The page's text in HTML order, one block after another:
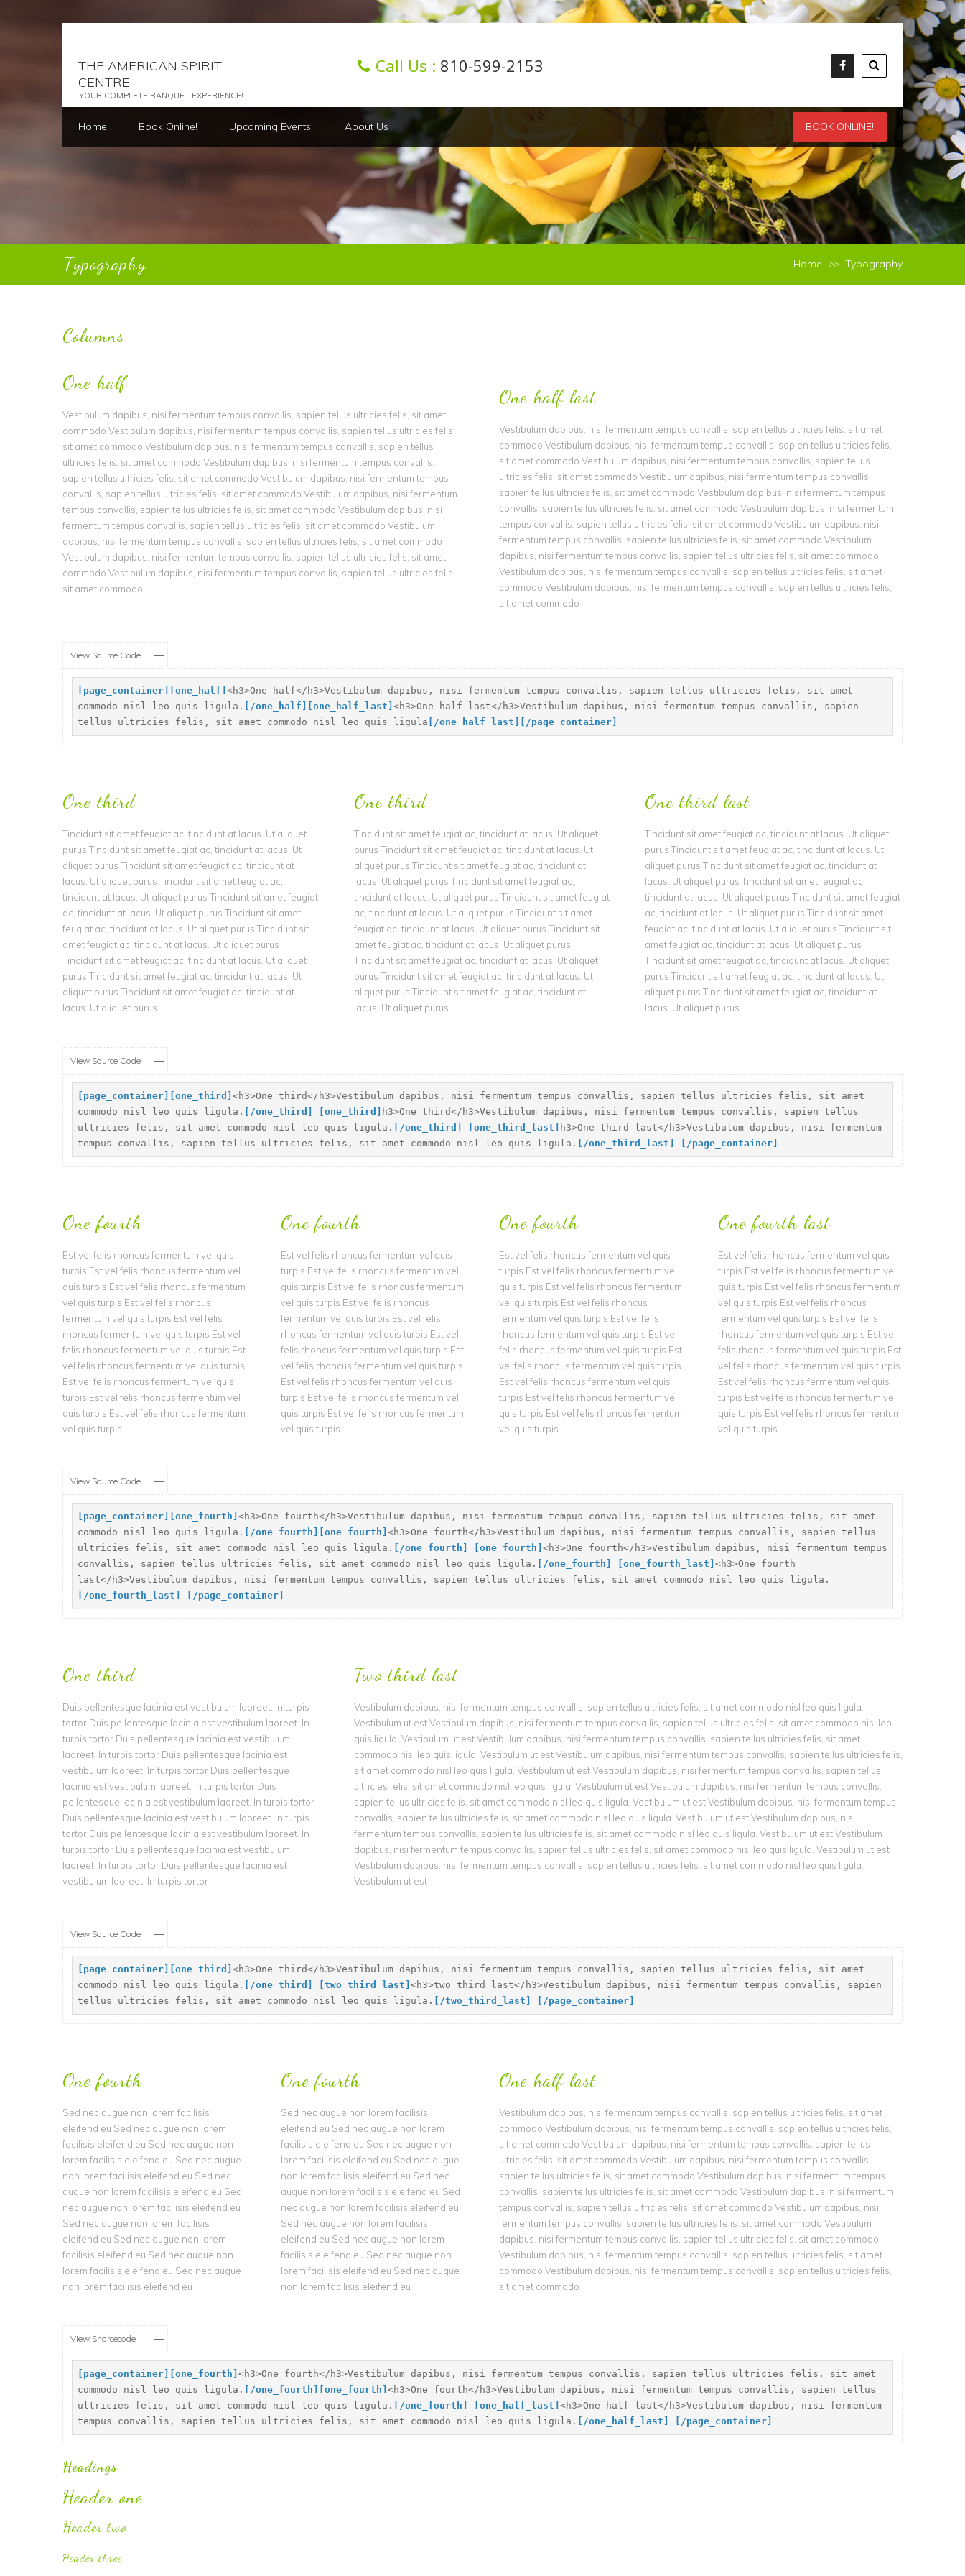
THE AMERICAN SPIRIT
CENTRE
YOUR COMPLETE BANQUET EXPERIENCE!
Call Us : 810-599-2153
Home Book Online! Upcoming Events! About Us BOOK ONLINE!
Typography Home >> Typography
Columns
One half
Vestibulum dapibus, nisi fermentum tempus convallis, sapien tellus ultricies felis, sit amet
commodo Vestibulum dapibus, nisi fermentum tempus convallis, sapien tellus ultricies felis,
sit amet commodo Vestibulum dapibus, nisi fermentum tempus convallis, sapien tellus
ultricies felis, sit amet commodo Vestibulum dapibus, nisi fermentum tempus convallis,
sapien tellus ultricies felis, sit amet commodo Vestibulum dapibus, nisi fermentum tempus
convallis, sapien tellus ultricies felis, sit amet commodo Vestibulum dapibus, nisi fermentum
tempus convallis, sapien tellus ultricies felis, sit amet commodo Vestibulum dapibus, nisi
fermentum tempus convallis, sapien tellus ultricies felis, sit amet commodo Vestibulum
dapibus, nisi fermentum tempus convallis, sapien tellus ultricies felis, sit amet commodo
Vestibulum dapibus, nisi fermentum tempus convallis, sapien tellus ultricies felis, sit amet
commodo Vestibulum dapibus, nisi fermentum tempus convallis, sapien tellus ultricies felis,
sit amet commodo
One half last
Vestibulum dapibus, nisi fermentum tempus convallis, sapien tellus ultricies felis, sit amet
commodo Vestibulum dapibus, nisi fermentum tempus convallis, sapien tellus ultricies felis,
sit amet commodo Vestibulum dapibus, nisi fermentum tempus convallis, sapien tellus
ultricies felis, sit amet commodo Vestibulum dapibus, nisi fermentum tempus convallis,
sapien tellus ultricies felis, sit amet commodo Vestibulum dapibus, nisi fermentum tempus
convallis, sapien tellus ultricies felis, sit amet commodo Vestibulum dapibus, nisi fermentum
tempus convallis, sapien tellus ultricies felis, sit amet commodo Vestibulum dapibus, nisi
fermentum tempus convallis, sapien tellus ultricies felis, sit amet commodo Vestibulum
dapibus, nisi fermentum tempus convallis, sapien tellus ultricies felis, sit amet commodo
Vestibulum dapibus, nisi fermentum tempus convallis, sapien tellus ultricies felis, sit amet
commodo Vestibulum dapibus, nisi fermentum tempus convallis, sapien tellus ultricies felis,
sit amet commodo
View Source Code
page_container] one_half] <h3>One half</h3>Vestibulum dapibus, nisi fermentum tempus convallis, sapien tellus ultricies felis, sit amet
commodo nisl leo quis ligula.
/one_half] one_half_last] <h3>One half last</h3>Vestibulum dapibus, nisi fermentum tempus convallis, sapien
tellus ultricies felis, sit amet commodo nisl leo quis ligula
/one_half_last] /page_container]
One third
Tincidunt sit amet feugiat ac, tincidunt at lacus. Ut aliquet
purus Tincidunt sit amet feugiat ac, tincidunt at lacus. Ut
aliquet purus Tincidunt sit amet feugiat ac, tincidunt at
lacus. Ut aliquet purus Tincidunt sit amet feugiat ac,
tincidunt at lacus. Ut aliquet purus Tincidunt sit amet feugiat
ac, tincidunt at lacus. Ut aliquet purus Tincidunt sit amet
feugiat ac, tincidunt at lacus. Ut aliquet purus Tincidunt sit
amet feugiat ac, tincidunt at lacus. Ut aliquet purus
Tincidunt sit amet feugiat ac, tincidunt at lacus. Ut aliquet
purus Tincidunt sit amet feugiat ac, tincidunt at lacus. Ut
aliquet purus Tincidunt sit amet feugiat ac, tincidunt at
lacus. Ut aliquet purus
One third
Tincidunt sit amet feugiat ac, tincidunt at lacus. Ut aliquet
purus Tincidunt sit amet feugiat ac, tincidunt at lacus. Ut
aliquet purus Tincidunt sit amet feugiat ac, tincidunt at
lacus. Ut aliquet purus Tincidunt sit amet feugiat ac,
tincidunt at lacus. Ut aliquet purus Tincidunt sit amet feugiat
ac, tincidunt at lacus. Ut aliquet purus Tincidunt sit amet
feugiat ac, tincidunt at lacus. Ut aliquet purus Tincidunt sit
amet feugiat ac, tincidunt at lacus. Ut aliquet purus
Tincidunt sit amet feugiat ac, tincidunt at lacus. Ut aliquet
purus Tincidunt sit amet feugiat ac, tincidunt at lacus. Ut
aliquet purus Tincidunt sit amet feugiat ac, tincidunt at
lacus. Ut aliquet purus
One third last
Tincidunt sit amet feugiat ac, tincidunt at lacus. Ut aliquet
purus Tincidunt sit amet feugiat ac, tincidunt at lacus. Ut
aliquet purus Tincidunt sit amet feugiat ac, tincidunt at
lacus. Ut aliquet purus Tincidunt sit amet feugiat ac,
tincidunt at lacus. Ut aliquet purus Tincidunt sit amet feugiat
ac, tincidunt at lacus. Ut aliquet purus Tincidunt sit amet
feugiat ac, tincidunt at lacus. Ut aliquet purus Tincidunt sit
amet feugiat ac, tincidunt at lacus. Ut aliquet purus
Tincidunt sit amet feugiat ac, tincidunt at lacus. Ut aliquet
purus Tincidunt sit amet feugiat ac, tincidunt at lacus. Ut
aliquet purus Tincidunt sit amet feugiat ac, tincidunt at
lacus. Ut aliquet purus
View Source Code
page_container] one_third] <h3>One third</h3>Vestibulum dapibus, nisi fermentum tempus convallis, sapien tellus ultricies felis, sit amet
commodo nisl leo quis ligula.
/one_third] one_third]
h3>One third</h3>Vestibulum dapibus, nisi fermentum tempus convallis, sapien tellus
ultricies felis, sit amet commodo nisl leo quis ligula.
/one_third] one_third_last]
h3>One third last</h3>Vestibulum dapibus, nisi fermentum
tempus convallis, sapien tellus ultricies felis, sit amet commodo nisl leo quis ligula.
/one_third_last] /page_container]
One fourth
Est vel felis rhoncus fermentum vel quis
turpis Est vel felis rhoncus fermentum vel
quis turpis Est vel felis rhoncus fermentum
vel quis turpis Est vel felis rhoncus
fermentum vel quis turpis Est vel felis
rhoncus fermentum vel quis turpis Est vel
felis rhoncus fermentum vel quis turpis Est
vel felis rhoncus fermentum vel quis turpis
Est vel felis rhoncus fermentum vel quis
turpis Est vel felis rhoncus fermentum vel
quis turpis Est vel felis rhoncus fermentum
vel quis turpis
One fourth
Est vel felis rhoncus fermentum vel quis
turpis Est vel felis rhoncus fermentum vel
quis turpis Est vel felis rhoncus fermentum
vel quis turpis Est vel felis rhoncus
fermentum vel quis turpis Est vel felis
rhoncus fermentum vel quis turpis Est vel
felis rhoncus fermentum vel quis turpis Est
vel felis rhoncus fermentum vel quis turpis
Est vel felis rhoncus fermentum vel quis
turpis Est vel felis rhoncus fermentum vel
quis turpis Est vel felis rhoncus fermentum
vel quis turpis
One fourth
Est vel felis rhoncus fermentum vel quis
turpis Est vel felis rhoncus fermentum vel
quis turpis Est vel felis rhoncus fermentum
vel quis turpis Est vel felis rhoncus
fermentum vel quis turpis Est vel felis
rhoncus fermentum vel quis turpis Est vel
felis rhoncus fermentum vel quis turpis Est
vel felis rhoncus fermentum vel quis turpis
Est vel felis rhoncus fermentum vel quis
turpis Est vel felis rhoncus fermentum vel
quis turpis Est vel felis rhoncus fermentum
vel quis turpis
One fourth last
Est vel felis rhoncus fermentum vel quis
turpis Est vel felis rhoncus fermentum vel
quis turpis Est vel felis rhoncus fermentum
vel quis turpis Est vel felis rhoncus
fermentum vel quis turpis Est vel felis
rhoncus fermentum vel quis turpis Est vel
felis rhoncus fermentum vel quis turpis Est
vel felis rhoncus fermentum vel quis turpis
Est vel felis rhoncus fermentum vel quis
turpis Est vel felis rhoncus fermentum vel
quis turpis Est vel felis rhoncus fermentum
vel quis turpis
View Source Code
page_container] one_fourth] <h3>One fourth</h3>Vestibulum dapibus, nisi fermentum tempus convallis, sapien tellus ultricies felis, sit amet
commodo nisl leo quis ligula.
/one_fourth] one_fourth] <h3>One fourth</h3>Vestibulum dapibus, nisi fermentum tempus convallis, sapien tellus
ultricies felis, sit amet commodo nisl leo quis ligula.
/one_fourth] one_fourth] <h3>One fourth</h3>Vestibulum dapibus, nisi fermentum tempus
convallis, sapien tellus ultricies felis, sit amet commodo nisl leo quis ligula.
/one_fourth] one_fourth_last] <h3>One fourth
last</h3>Vestibulum dapibus, nisi fermentum tempus convallis, sapien tellus ultricies felis, sit amet commodo nisl leo quis ligula.
/one_fourth_last] /page_container]
One third
Duis pellentesque lacinia est vestibulum laoreet. In turpis
tortor Duis pellentesque lacinia est vestibulum laoreet. In
turpis tortor Duis pellentesque lacinia est vestibulum
laoreet. In turpis tortor Duis pellentesque lacinia est
vestibulum laoreet. In turpis tortor Duis pellentesque
lacinia est vestibulum laoreet. In turpis tortor Duis
pellentesque lacinia est vestibulum laoreet. In turpis tortor
Duis pellentesque lacinia est vestibulum laoreet. In turpis
tortor Duis pellentesque lacinia est vestibulum laoreet. In
turpis tortor Duis pellentesque lacinia est vestibulum
laoreet. In turpis tortor Duis pellentesque lacinia est
vestibulum laoreet. In turpis tortor
Two third last
Vestibulum dapibus, nisi fermentum tempus convallis, sapien tellus ultricies felis, sit amet commodo nisl leo quis ligula.
Vestibulum ut est Vestibulum dapibus, nisi fermentum tempus convallis, sapien tellus ultricies felis, sit amet commodo nisl leo
quis ligula. Vestibulum ut est Vestibulum dapibus, nisi fermentum tempus convallis, sapien tellus ultricies felis, sit amet
commodo nisl leo quis ligula. Vestibulum ut est Vestibulum dapibus, nisi fermentum tempus convallis, sapien tellus ultricies felis,
sit amet commodo nisl leo quis ligula. Vestibulum ut est Vestibulum dapibus, nisi fermentum tempus convallis, sapien tellus
ultricies felis, sit amet commodo nisl leo quis ligula. Vestibulum ut est Vestibulum dapibus, nisi fermentum tempus convallis,
sapien tellus ultricies felis, sit amet commodo nisl leo quis ligula. Vestibulum ut est Vestibulum dapibus, nisi fermentum tempus
convallis, sapien tellus ultricies felis, sit amet commodo nisl leo quis ligula. Vestibulum ut est Vestibulum dapibus, nisi
fermentum tempus convallis, sapien tellus ultricies felis, sit amet commodo nisl leo quis ligula. Vestibulum ut est Vestibulum
dapibus, nisi fermentum tempus convallis, sapien tellus ultricies felis, sit amet commodo nisl leo quis ligula. Vestibulum ut est
Vestibulum dapibus, nisi fermentum tempus convallis, sapien tellus ultricies felis, sit amet commodo nisl leo quis ligula.
Vestibulum ut est
View Source Code
[ page_container] [one_third] <h3>One third</h3>Vestibulum dapibus, nisi fermentum tempus convallis, sapien tellus ultricies felis, sit amet
commodo nisl leo quis ligula. [ /one_third] [two_third_last] <h3>two third last</h3>Vestibulum dapibus, nisi fermentum tempus convallis, sapien
tellus ultricies felis, sit amet commodo nisl leo quis ligula. [ /two_third_last] [ /page_container]
One fourth
Sed nec augue non lorem facilisis
eleifend eu Sed nec augue non lorem
facilisis eleifend eu Sed nec augue non
lorem facilisis eleifend eu Sed nec augue
non lorem facilisis eleifend eu Sed nec
augue non lorem facilisis eleifend eu Sed
nec augue non lorem facilisis eleifend eu
Sed nec augue non lorem facilisis
eleifend eu Sed nec augue non lorem
facilisis eleifend eu Sed nec augue non
lorem facilisis eleifend eu Sed nec augue
non lorem facilisis eleifend eu
One fourth
Sed nec augue non lorem facilisis
eleifend eu Sed nec augue non lorem
facilisis eleifend eu Sed nec augue non
lorem facilisis eleifend eu Sed nec augue
non lorem facilisis eleifend eu Sed nec
augue non lorem facilisis eleifend eu Sed
nec augue non lorem facilisis eleifend eu
Sed nec augue non lorem facilisis
eleifend eu Sed nec augue non lorem
facilisis eleifend eu Sed nec augue non
lorem facilisis eleifend eu Sed nec augue
non lorem facilisis eleifend eu
One half last
Vestibulum dapibus, nisi fermentum tempus convallis, sapien tellus ultricies felis, sit amet
commodo Vestibulum dapibus, nisi fermentum tempus convallis, sapien tellus ultricies felis,
sit amet commodo Vestibulum dapibus, nisi fermentum tempus convallis, sapien tellus
ultricies felis, sit amet commodo Vestibulum dapibus, nisi fermentum tempus convallis,
sapien tellus ultricies felis, sit amet commodo Vestibulum dapibus, nisi fermentum tempus
convallis, sapien tellus ultricies felis, sit amet commodo Vestibulum dapibus, nisi fermentum
tempus convallis, sapien tellus ultricies felis, sit amet commodo Vestibulum dapibus, nisi
fermentum tempus convallis, sapien tellus ultricies felis, sit amet commodo Vestibulum
dapibus, nisi fermentum tempus convallis, sapien tellus ultricies felis, sit amet commodo
Vestibulum dapibus, nisi fermentum tempus convallis, sapien tellus ultricies felis, sit amet
commodo Vestibulum dapibus, nisi fermentum tempus convallis, sapien tellus ultricies felis,
sit amet commodo
View Shorcecode
page_container] one_fourth] <h3>One fourth</h3>Vestibulum dapibus, nisi fermentum tempus convallis, sapien tellus ultricies felis, sit amet
commodo nisl leo quis ligula.
/one_fourth] one_fourth] <h3>One fourth</h3>Vestibulum dapibus, nisi fermentum tempus convallis, sapien tellus
ultricies felis, sit amet commodo nisl leo quis ligula.
/one_fourth] one_half_last] <h3>One half last</h3>Vestibulum dapibus, nisi fermentum
tempus convallis, sapien tellus ultricies felis, sit amet commodo nisl leo quis ligula.
/one_half_last] /page_container]
Headings
Header one
Header two
Header three